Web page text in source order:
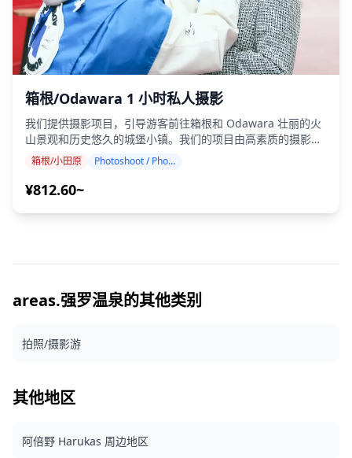
箱根/Odawara 1 小时私人摄影
我们提供摄影项目，引导游客前往箱根和 Odawara 壮丽的火
山景观和历史悠久的城堡小镇。我们的项目由高素质的摄影师
进行，可根据您的旅行计划进行调整，捕捉自然的构图，并在
这片以温泉、壮丽的山景和武士文化而闻名的传奇地区找到理
想的拍照地点。（请与我们分享您喜欢的地点！） 箱根和
安排一位说英语/中文/韩语的摄影师。 体验这个标志性目的地
绕的 Odawara 城堡。该地区提供了非凡的机会，可以将引人
些都以雄伟的富士山为壮丽的背景。 原始的 100 多张照片文
件在一周内交付，您可以选择您最喜欢的 10 张照片进行重新
和颜色。 让我们通过我们的摄影服务捕捉您在这个壮观的山区
预定日期前 3 天预测拍摄地点会下雨，或者在拍摄当天意外下
雨，则有三个选择：（1）重新安排日期和时间，（2）更改地
(https://assets.hldycdn.com/a966407f-e294-4c60-ba68-
箱根/小田原 Photoshoot / Photo tour
¥812.60~
areas.强罗温泉的其他类别
拍照/摄影游
其他地区
阿倍野 Harukas 周边地区